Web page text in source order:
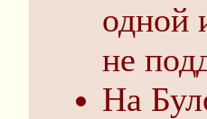
одной
не
На